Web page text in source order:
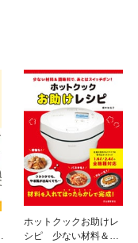
ホットクックお助けレ
シピ 少ない材料＆調